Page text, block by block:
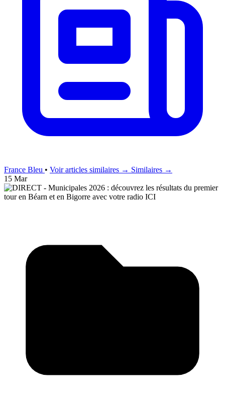
France Bleu • Voir articles similaires → Similaires →
15 Mar